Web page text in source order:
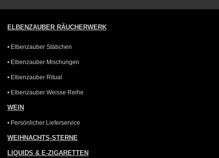
ELBENZAUBER RÄUCHERWERK
• Elbenzauber Stäbchen
• Elbenzauber Mischungen
• Elbenzauber Ritual
• Elbenzauber Weisse Reihe
WEIN
• Persönlicher Lieferservice
WEIHNACHTS-STERNE
LIQUIDS & E-ZIGARETTEN